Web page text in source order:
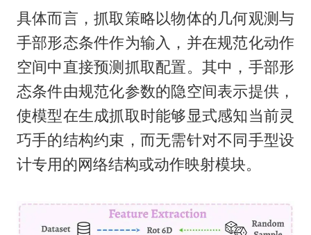
具体而言，抓取策略以物体的几何观测与
手部形态条件作为输入，并在规范化动作
空间中直接预测抓取配置。其中，手部形
态条件由规范化参数的隐空间表示提供，
使模型在生成抓取时能够显式感知当前灵
巧手的结构约束，而无需针对不同手型设
计专用的网络结构或动作映射模块。